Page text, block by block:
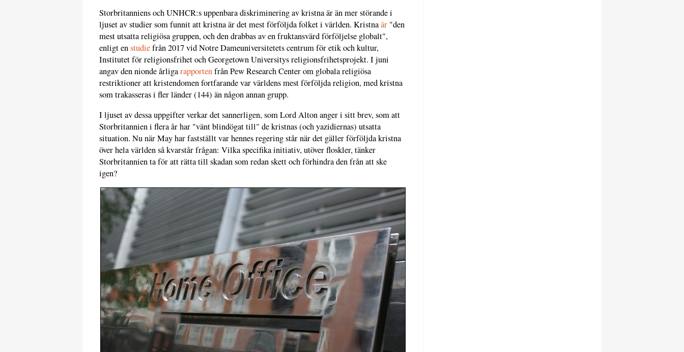
Storbritanniens och UNHCR:s uppenbara diskriminering av kristna är än mer störande i
ljuset av studier som funnit att kristna är det mest förföljda folket i världen. Kristnaär "den
mest utsatta religiösa gruppen, och den drabbas av en fruktansvärd förföljelse globalt",
enligt enstudiefrån 2017 vid Notre Dameuniversitetets centrum för etik och kultur,
Institutet för religionsfrihet och Georgetown Universitys religionsfrihetsprojekt. I juni
angav den nionde årligarapportenfrån Pew Research Center om globala religiösa
restriktioner att kristendomen fortfarande var världens mest förföljda religion, med kristna
som trakasseras i fler länder (144) än någon annan grupp.
I ljuset av dessa uppgifter verkar det sannerligen, som Lord Alton anger i sitt brev, som att
Storbritannien i flera år har "vänt blindögat till" de kristnas (och yazidiernas) utsatta
situation. Nu när May har fastställt var hennes regering står när det gäller förföljda kristna
över hela världen så kvarstår frågan: Vilka specifika initiativ, utöver floskler, tänker
Storbritannien ta för att rätta till skadan som redan skett och förhindra den från att ske
igen?